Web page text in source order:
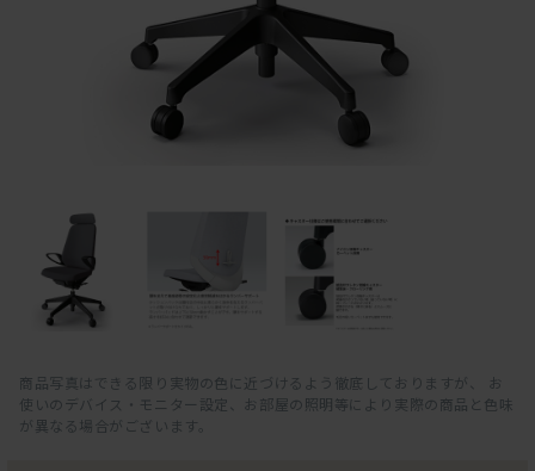
商品写真はできる限り実物の色に近づけるよう徹底しておりますが、 お
使いのデバイス・モニター設定、お部屋の照明等により実際の商品と色味
が異なる場合がございます。